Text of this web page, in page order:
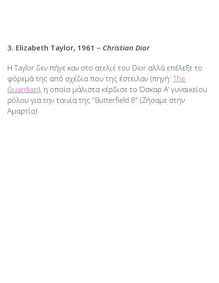
3. Elizabeth Taylor, 1961 – Christian Dior
Η Taylor δεν πήγε καν στο ατελιέ του Dior αλλά επέλεξε το
φόρεμά της από σχέδια που της έστειλαν (πηγή: The
Guardian), η οποία μάλιστα κέρδισε το Όσκαρ Α’ γυναικείου
ρόλου για την ταινία της “Butterfield 8” (Ζήσαμε στην
Αμαρτία)